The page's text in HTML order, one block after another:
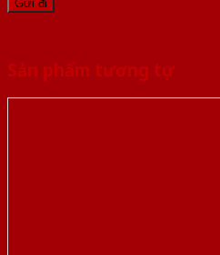
Sản phẩm tương tự